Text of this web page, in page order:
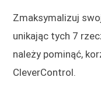
Zmaksymalizuj
unikając tych 7
należy pominąć,
CleverControl.